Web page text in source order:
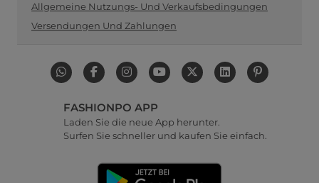
Allgemeine Nutzungs- Und Verkaufsbedingungen
Versendungen Und Zahlungen
FASHIONPO APP
Laden Sie die neue App herunter.
Surfen Sie schneller und kaufen Sie einfach.